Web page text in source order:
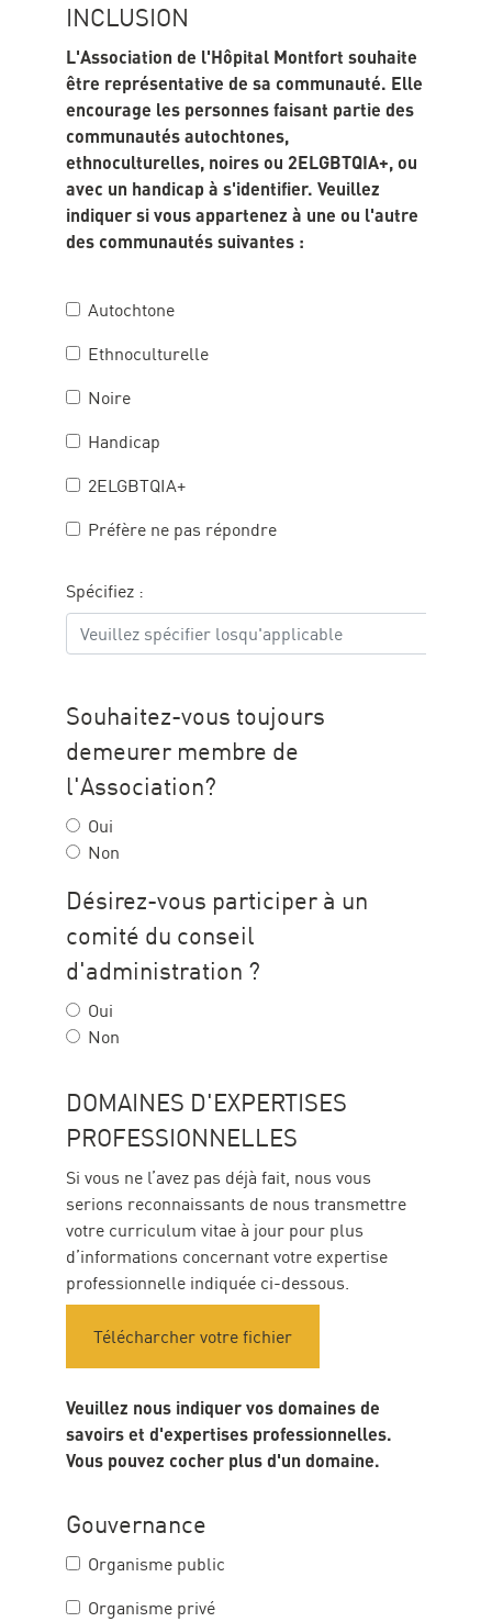
INCLUSION
L'Association de l'Hôpital Montfort souhaite
être représentative de sa communauté. Elle
encourage les personnes faisant partie des
communautés autochtones,
ethnoculturelles, noires ou 2ELGBTQIA+, ou
avec un handicap à s'identifier. Veuillez
indiquer si vous appartenez à une ou l'autre
des communautés suivantes :
diversite_options2
Autochtone
Ethnoculturelle
Noire
Handicap
2ELGBTQIA+
Préfère ne pas répondre
Spécifiez :
DISPONIBILITÉS
Souhaitez-vous toujours
demeurer membre de
l'Association?
Oui
Non
Désirez-vous participer à un
comité du conseil
d'administration ?
Oui
Non
DOMAINES D'EXPERTISES
PROFESSIONNELLES
Transmettre
votre
curriculum
vitae
Si vous ne l’avez pas déjà fait, nous vous
serions reconnaissants de nous transmettre
votre curriculum vitae à jour pour plus
d’informations concernant votre expertise
professionnelle indiquée ci-dessous.
Télécharcher votre fichier
Veuillez nous indiquer vos domaines de
savoirs et d'expertises professionnelles.
Vous pouvez cocher plus d'un domaine.
Gouvernance
Organisme public
Organisme privé